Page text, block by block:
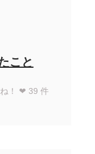
こと
！ ❤︎ 39 件